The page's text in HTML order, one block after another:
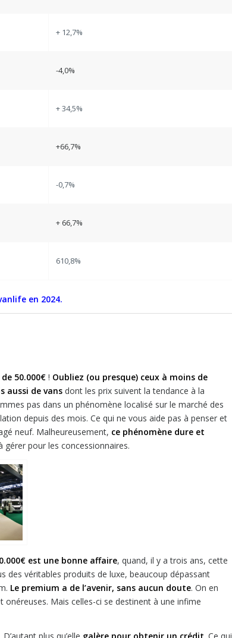
+ 12,7%
-4,0%
+ 34,5%
+66,7%
-0,7%
+ 66,7%
610,8%
en 2024.
50.000€ ! Oubliez (ou presque) ceux à moins de
aussi de vans dont les prix suivent la tendance à la
pas dans un phénomène localisé sur le marché des
depuis des mois. Ce qui ne vous aide pas à penser et
neuf. Malheureusement, ce phénomène dure et
gérer pour les concessionnaires.
est une bonne affaire, quand, il y a trois ans, cette
des véritables produits de luxe, beaucoup dépassant
Le premium a de l’avenir, sans aucun doute. On en
onéreuses. Mais celles-ci se destinent à une infime